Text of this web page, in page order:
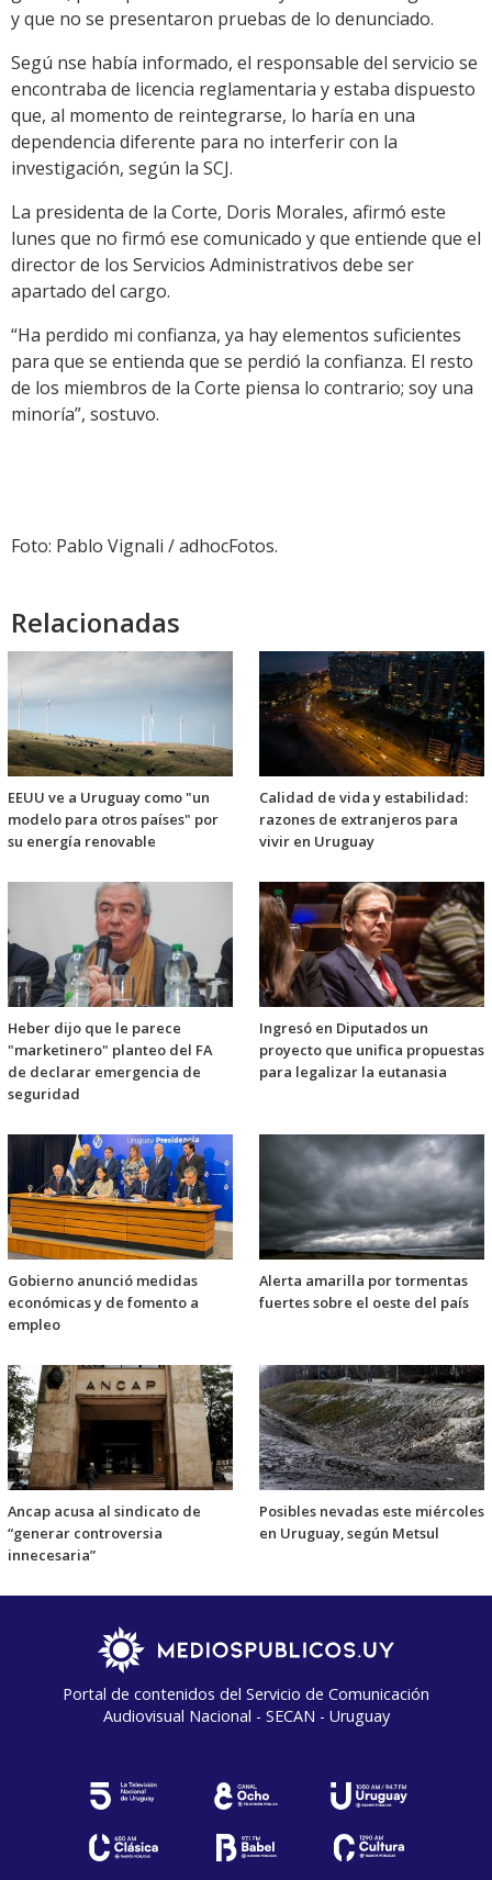
y que no se presentaron pruebas de lo denunciado.
Segú nse había informado, el responsable del servicio se
encontraba de licencia reglamentaria y estaba dispuesto
que, al momento de reintegrarse, lo haría en una
dependencia diferente para no interferir con la
investigación, según la SCJ.
La presidenta de la Corte, Doris Morales, afirmó este
lunes que no firmó ese comunicado y que entiende que el
director de los Servicios Administrativos debe ser
apartado del cargo.
“Ha perdido mi confianza, ya hay elementos suficientes
para que se entienda que se perdió la confianza. El resto
de los miembros de la Corte piensa lo contrario; soy una
minoría”, sostuvo.
Foto: Pablo Vignali / adhocFotos.
Relacionadas
EEUU ve a Uruguay como "un
modelo para otros países" por
su energía renovable
Calidad de vida y estabilidad:
razones de extranjeros para
vivir en Uruguay
Heber dijo que le parece
"marketinero" planteo del FA
de declarar emergencia de
seguridad
Ingresó en Diputados un
proyecto que unifica propuestas
para legalizar la eutanasia
Gobierno anunció medidas
económicas y de fomento a
empleo
Alerta amarilla por tormentas
fuertes sobre el oeste del país
Ancap acusa al sindicato de
“generar controversia
innecesaria”
Posibles nevadas este miércoles
en Uruguay, según Metsul
Portal de contenidos del Servicio de Comunicación
Audiovisual Nacional - SECAN - Uruguay